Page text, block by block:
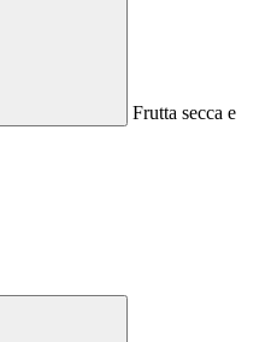
Frutta secca e